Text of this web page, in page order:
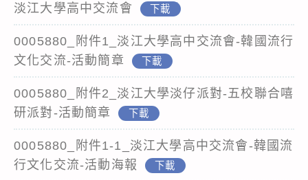
淡江大學高中交流會 下載
0005880_附件1_淡江大學高中交流會-韓國流行
文化交流-活動簡章
下載
0005880_附件2_淡江大學淡仔派對-五校聯合嘻
研派對-活動簡章
下載
0005880_附件1-1_淡江大學高中交流會-韓國流
行文化交流-活動海報
下載